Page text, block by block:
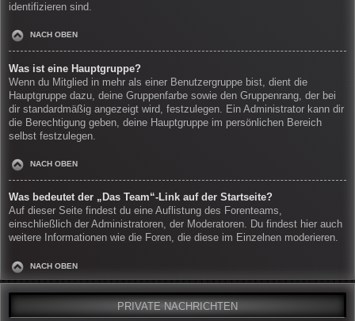
identifizieren sind.
NACH OBEN
Was ist eine Hauptgruppe?
Wenn du Mitglied in mehr als einer Benutzergruppe bist, dient die
Hauptgruppe dazu, deine Gruppenfarbe sowie den Gruppenrang, der bei
dir standardmäßig angezeigt wird, festzulegen. Ein Administrator kann dir
die Berechtigung geben, deine Hauptgruppe im persönlichen Bereich
selbst festzulegen.
NACH OBEN
Was bedeutet der „Das Team“-Link auf der Startseite?
Auf dieser Seite findest du eine Auflistung des Forenteams,
einschließlich der Administratoren, der Moderatoren. Du findest hier auch
weitere Informationen wie die Foren, die diese im Einzelnen moderieren.
NACH OBEN
PRIVATE NACHRICHTEN